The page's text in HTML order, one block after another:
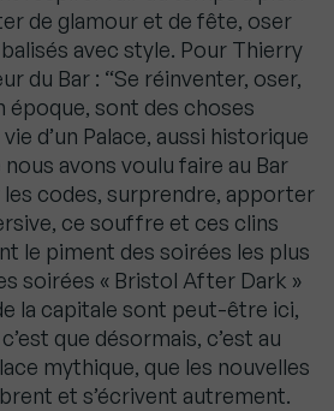
de glamour et de fête, oser
avec style. Pour Thierry
du Bar : “Se réinventer, oser,
époque, sont des choses
d’un Palace, aussi historique
avons voulu faire au Bar
les codes, surprendre, apporter
ce souffre et ces clins
le piment des soirées les plus
soirées « Bristol After Dark »
la capitale sont peut-être ici,
que désormais, c’est au
mythique, que les nouvelles
et s’écrivent autrement.